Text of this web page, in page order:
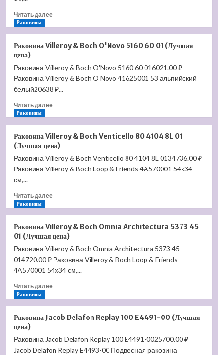
(Лучшая
Читать далееПрочитать
Раковина
Villeroy
Boch
La
Belle
G1
(Лучшая
цена)
Раковины
Раковина Villeroy & Boch O'Novo 5160 60 01 (Лучшая
цена)
Раковина Villeroy & Boch O'Novo 5160 60 016021.00 ₽
Раковина Villeroy & Boch O Novo 41625001 53 альпийский
белый20638 ₽...
Читать далееПрочитать
Раковина
Villeroy
&
Boch
O'Novo
01
цена)
Раковины
Раковина Villeroy & Boch Venticello 80 4104 8L 01
(Лучшая цена)
Раковина Villeroy & Boch Venticello 80 4104 8L 0134736.00 ₽
Раковина Villeroy & Boch Loop & Friends 4A570001 54х34
см,...
Читать далееПрочитать
Раковина
Villeroy
&
Boch
Venticello
80
8L
(Лучшая
цена)
Раковины
Раковина Villeroy & Boch Omnia Architectura 5373 45
01 (Лучшая цена)
Раковина Villeroy & Boch Omnia Architectura 5373 45
014720.00 ₽ Раковина Villeroy & Boch Loop & Friends
4A570001 54х34 см,...
Читать далееПрочитать
Раковина
Villeroy
Boch
Omnia
Раковины
Раковина Jacob Delafon Replay 100 E4491-00 (Лучшая
цена)
Раковина Jacob Delafon Replay 100 E4491-0025700.00 ₽
Jacob Delafon Replay E4493-00 Подвесная раковина